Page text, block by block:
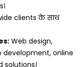
clients के साथ
Web design,
online
solutions।